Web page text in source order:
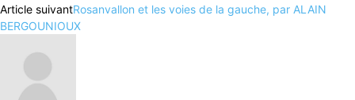
Article suivantRosanvallon et les voies de la gauche, par ALAIN
BERGOUNIOUX